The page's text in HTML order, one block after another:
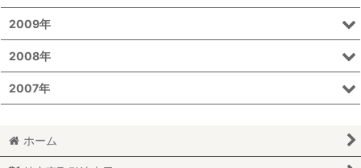
2009年
2008年
2007年
ホーム